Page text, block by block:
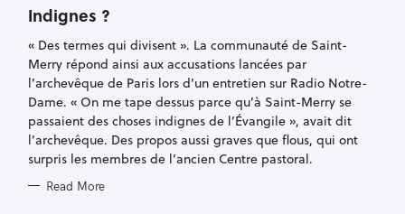
T
E
O
R
I
E
S
Indignes ?
« Des termes qui divisent ». La communauté de Saint-
Merry répond ainsi aux accusations lancées par
l’archevêque de Paris lors d'un entretien sur Radio Notre-
Dame. « On me tape dessus parce qu’à Saint-Merry se
passaient des choses indignes de l’Évangile », avait dit
l’archevêque. Des propos aussi graves que flous, qui ont
surpris les membres de l’ancien Centre pastoral.
Read More